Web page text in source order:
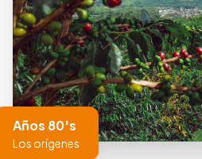
Años 80's
Los orígenes